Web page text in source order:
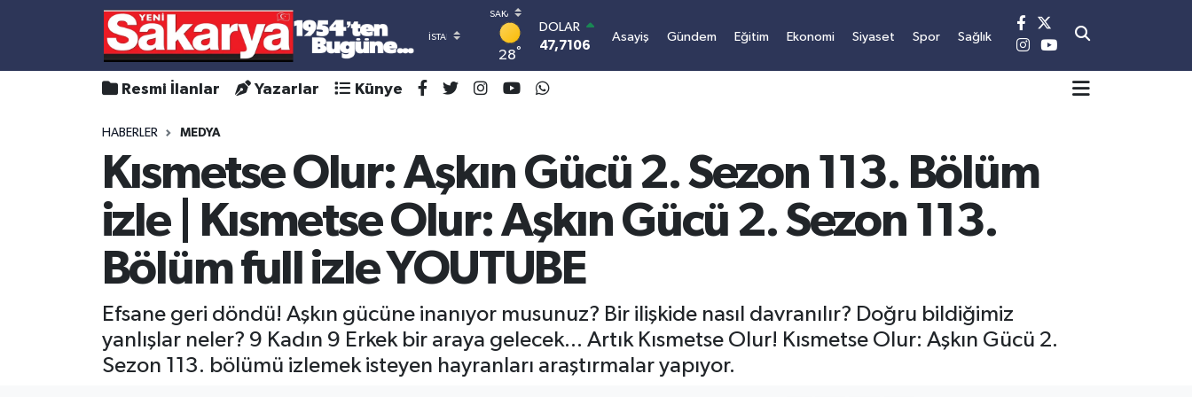
28°
DOLAR
47,7106
55,1652
6618.49
2.12
BİST100
BITCOIN
3.107.393,42
1.2
Asayiş Gündem Eğitim Ekonomi Siyaset Spor Sağlık
Resmi İlanlar Yazarlar Künye
HABERLER MEDYA
Kısmetse Olur: Aşkın Gücü 2. Sezon 113. Bölüm
izle | Kısmetse Olur: Aşkın Gücü 2. Sezon 113.
Bölüm full izle YOUTUBE
Efsane geri döndü! Aşkın gücüne inanıyor musunuz? Bir ilişkide nasıl davranılır? Doğru bildiğimiz
yanlışlar neler? 9 Kadın 9 Erkek bir araya gelecek... Artık Kısmetse Olur! Kısmetse Olur: Aşkın Gücü 2.
Sezon 113. bölümü izlemek isteyen hayranları araştırmalar yapıyor.